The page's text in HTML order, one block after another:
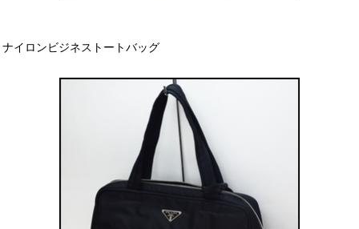
ナイロンビジネストートバッグ